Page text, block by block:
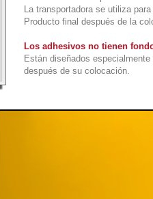
La transportadora se utiliza
Producto final después de la
Los adhesivos no tienen
Están diseñados
después de su colocación.